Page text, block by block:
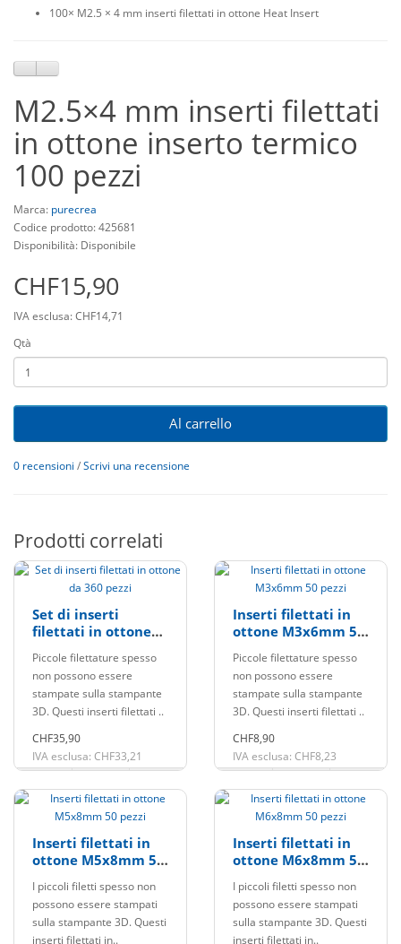
100× M2.5 × 4 mm inserti filettati in ottone Heat Insert
M2.5×4 mm inserti filettati
in ottone inserto termico
100 pezzi
Marca: purecrea
Codice prodotto: 425681
Disponibilità: Disponibile
CHF15,90
IVA esclusa: CHF14,71
Qtà
Al carrello
0 recensioni /Scrivi una recensione
Prodotti correlati
Set di inserti
filettati in ottone
Piccole filettature spesso
non possono essere
stampate sulla stampante
3D. Questi inserti filettati ..
CHF35,90
IVA esclusa: CHF33,21
Inserti filettati in
ottone M3x6mm 50
Piccole filettature spesso
non possono essere
stampate sulla stampante
3D. Questi inserti filettati ..
CHF8,90
IVA esclusa: CHF8,23
Inserti filettati in
ottone M5x8mm 50
I piccoli filetti spesso non
possono essere stampati
sulla stampante 3D. Questi
inserti filettati in..
Inserti filettati in
ottone M6x8mm 50
I piccoli filetti spesso non
possono essere stampati
sulla stampante 3D. Questi
inserti filettati in..